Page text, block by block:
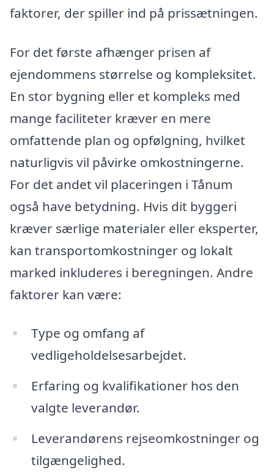
faktorer, der spiller ind på prissætningen.
For det første afhænger prisen af
ejendommens størrelse og kompleksitet.
En stor bygning eller et kompleks med
mange faciliteter kræver en mere
omfattende plan og opfølgning, hvilket
naturligvis vil påvirke omkostningerne.
For det andet vil placeringen i Tånum
også have betydning. Hvis dit byggeri
kræver særlige materialer eller eksperter,
kan transportomkostninger og lokalt
marked inkluderes i beregningen. Andre
faktorer kan være:
Type og omfang af
vedligeholdelsesarbejdet.
Erfaring og kvalifikationer hos den
valgte leverandør.
Leverandørens rejseomkostninger og
tilgængelighed.